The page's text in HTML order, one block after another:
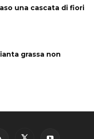
una cascata di fiori
grassa non